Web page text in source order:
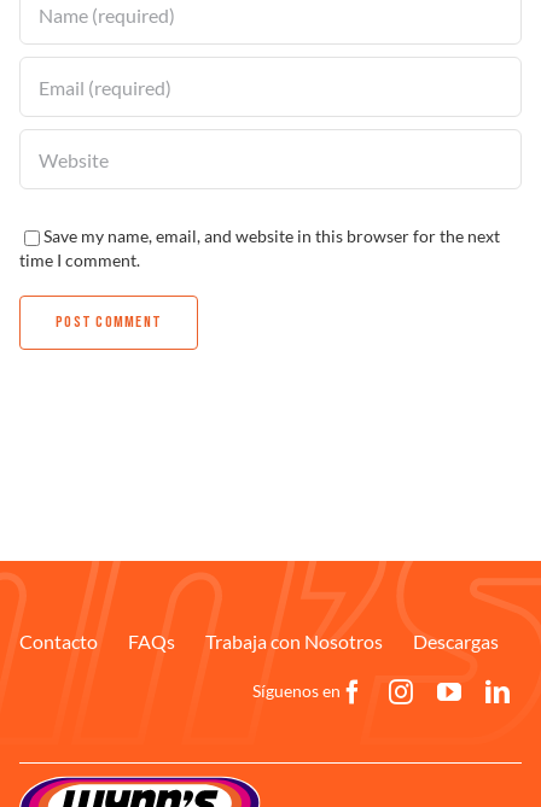
Save my name, email, and website in this browser for the next
time I comment.
Contacto FAQs Trabaja con Nosotros Descargas
Síguenos en